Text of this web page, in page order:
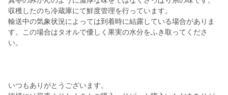
収穫したのち冷蔵庫にて鮮度管理を行っています。
輸送中の気象状況によっては到着時に結露している場合がありま
す。この場合はタオルで優しく果実の水分をふき取ってくださ
い。
いつもありがとうございます。